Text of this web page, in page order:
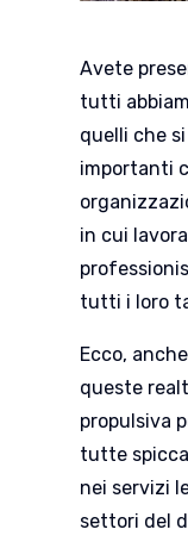
Avete
tutti
quelli che
importanti
in cui
tutti i loro
Ecco,
queste
propulsiva
tutte
nei servizi
settori del